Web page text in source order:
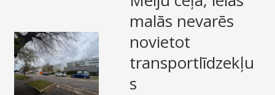
malās nevarēs
novietot
transportlīdzekļu
s